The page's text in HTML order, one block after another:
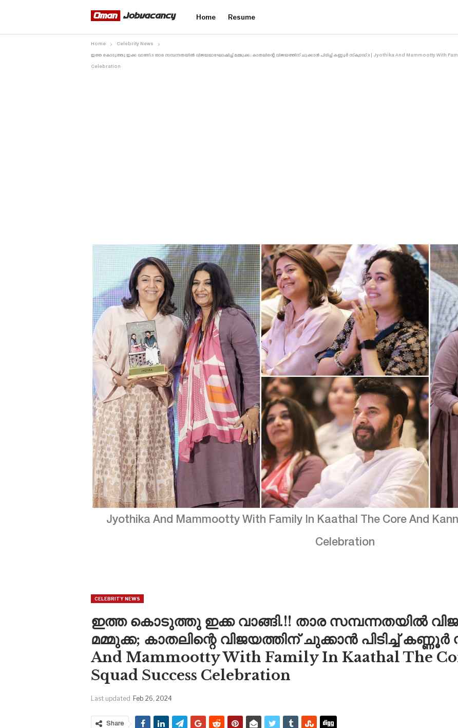
Home Resume
Home Celebrity News
ഇത്ത കൊടുത്തു ഇക്ക വാങ്ങി.!! താര സമ്പന്നതയിൽ വിജയമാഘോഷിച്ച് മമ്മുക്ക; കാതലിന്റെ വിജയത്തിന് ചുക്കാൻ പിടിച്ച് കണ്ണൂർ സ്ക്വാഡ്.!! | Jyothika And Mammootty With
Celebration
Jyothika And Mammootty With Family In Kaathal The Core And
Celebration
CELEBRITY NEWS
ഇത്ത കൊടുത്തു ഇക്ക വാങ്ങി.!! താര സമ്പന്നതയിൽ
മമ്മുക്ക; കാതലിന്റെ വിജയത്തിന് ചുക്കാൻ പിടിച്ച്
And Mammootty With Family In Kaathal The
Squad Success Celebration
Last updated Feb 26, 2024
Share